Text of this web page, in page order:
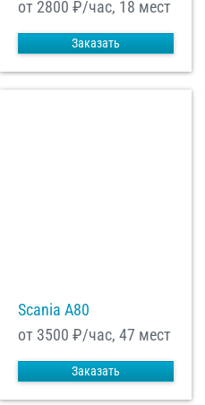
от 2800 ₽/час, 18 мест
Заказать
Scania A80
от 3500 ₽/час, 47 мест
Заказать